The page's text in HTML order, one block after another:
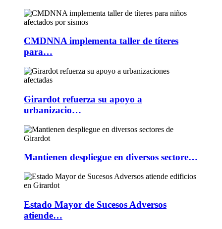
CMDNNA implementa taller de títeres
para…
Girardot refuerza su apoyo a
urbanizacio…
Mantienen despliegue en diversos sectore…
Estado Mayor de Sucesos Adversos
atiende…